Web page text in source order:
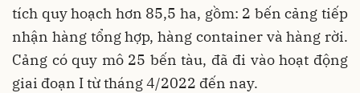
tích quy hoạch hơn 85,5 ha, gồm: 2 bến cảng tiếp
nhận hàng tổng hợp, hàng container và hàng rời.
Cảng có quy mô 25 bến tàu, đã đi vào hoạt động
giai đoạn I từ tháng 4/2022 đến nay.